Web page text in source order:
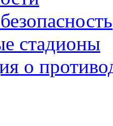
стадионы
о